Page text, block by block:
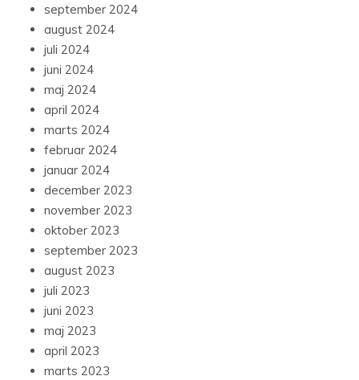
september 2024
august 2024
juli 2024
juni 2024
maj 2024
april 2024
marts 2024
februar 2024
januar 2024
december 2023
november 2023
oktober 2023
september 2023
august 2023
juli 2023
juni 2023
maj 2023
april 2023
marts 2023